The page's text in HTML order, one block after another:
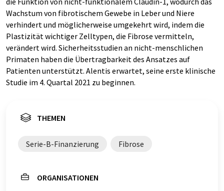
Wachstum von fibrotischem Gewebe in Leber und Niere
verhindert und möglicherweise umgekehrt wird, indem die
Plastizität wichtiger Zelltypen, die Fibrose vermitteln,
verändert wird. Sicherheitsstudien an nicht-menschlichen
Primaten haben die Übertragbarkeit des Ansatzes auf
Patienten unterstützt. Alentis erwartet, seine erste klinische
Studie im 4. Quartal 2021 zu beginnen.
THEMEN
Serie-B-Finanzierung Fibrose
ORGANISATIONEN